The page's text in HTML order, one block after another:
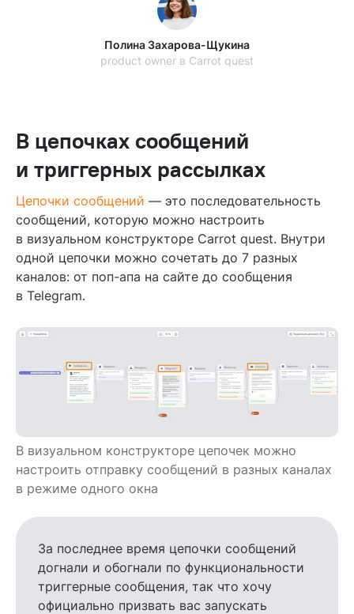
Полина Захарова-Щукина
product owner в Carrot quest
В цепочках сообщений
и триггерных рассылках
Цепочки сообщений — это последовательность
сообщений, которую можно настроить
в визуальном конструкторе Carrot quest. Внутри
одной цепочки можно сочетать до 7 разных
каналов: от поп-апа на сайте до сообщения
в Telegram.
В визуальном конструкторе цепочек можно
настроить отправку сообщений в разных каналах
в режиме одного окна
За последнее время цепочки сообщений
догнали и обогнали по функциональности
триггерные сообщения, так что хочу
официально призвать вас запускать